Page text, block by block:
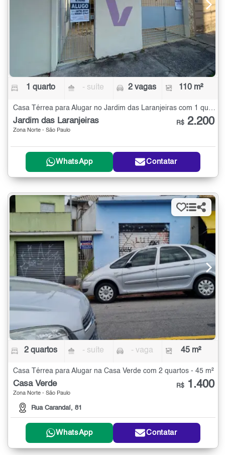
1 quarto - suíte 2 vagas 110 m²
Casa Térrea para Alugar no Jardim das Laranjeiras com 1 quarto - 110 m²
Jardim das Laranjeiras
Zona Norte - São Paulo
R$ 2.200
WhatsApp Contatar
2 quartos - suíte - vaga 45 m²
Casa Térrea para Alugar na Casa Verde com 2 quartos - 45 m²
Casa Verde
Zona Norte - São Paulo
Rua Carandaí, 81
R$ 1.400
WhatsApp Contatar